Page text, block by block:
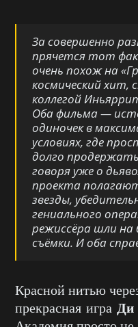
За совершенно
прячется тот
очень похож на «
космический хит,
коллегой
Оба фильма —
одиночек в
условиях, где
долго
говоря уже о
проекта
звезды,
гениального
режиссёра шли на
съёмки. И оба
Красной нитью
прекрасная игра Ди